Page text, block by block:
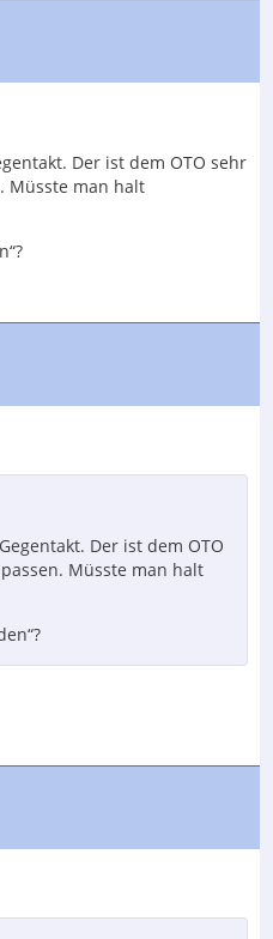
Der ist dem OTO sehr
Müsste man halt
Der ist dem OTO
Müsste man halt